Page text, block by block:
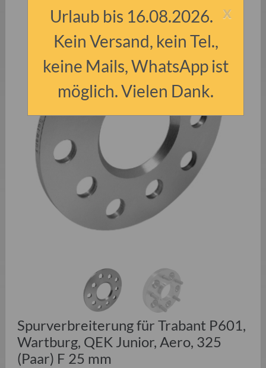
Spurverbreiterung für Trabant P601,
Wartburg, QEK Junior, Aero, 325
(Paar) F 25 mm
x
Urlaub bis 16.08.2026.
Kein Versand, kein Tel.,
keine Mails, WhatsApp ist
möglich. Vielen Dank.